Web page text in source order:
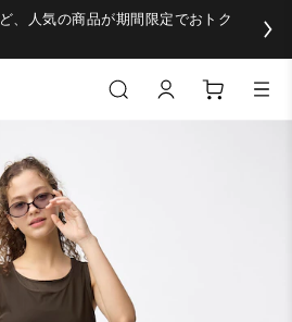
、人気の商品が期間限定でおトク